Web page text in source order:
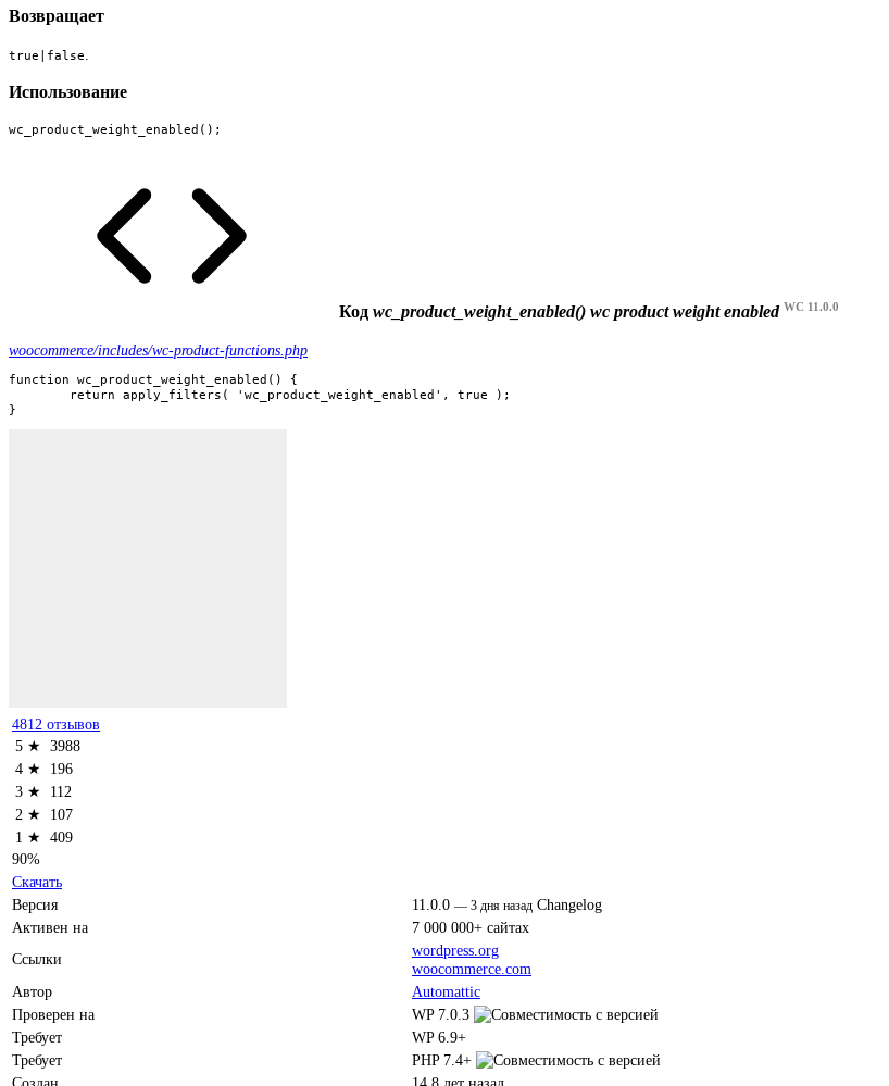
Возвращает
true|false
Использование
wc_product_weight_enabled();
Код wc_product_weight_enabled() wc product weight enabled WC 11.0.0
woocommerce/includes/wc-product-functions.php
function wc_product_weight_enabled() {
}
4812 отзывов
5 ★ 3988
4 ★
196
3 ★
112
2 ★
107
1 ★ 409
90%
Скачать
Версия
11.0.0 — 3 дня назад Changelog
Активен на
7 000 000+ сайтах
Ссылки
wordpress.org
woocommerce.com
Автор
Automattic
Проверен на
WP 7.0.3
Требует
WP 6.9+
Требует
PHP 7.4+